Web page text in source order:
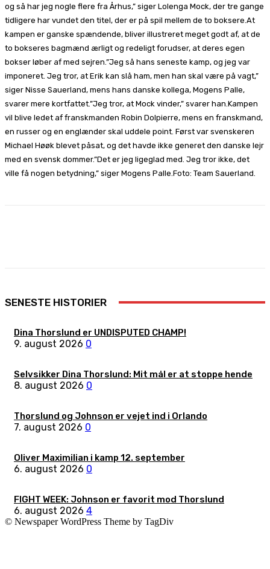
og så har jeg nogle flere fra Århus,” siger Lolenga Mock, der tre gange
tidligere har vundet den titel, der er på spil mellem de to boksere.At
kampen er ganske spændende, bliver illustreret meget godt af, at de
to bokseres bagmænd ærligt og redeligt forudser, at deres egen
bokser løber af med sejren.”Jeg så hans seneste kamp, og jeg var
imponeret. Jeg tror, at Erik kan slå ham, men han skal være på vagt,”
siger Nisse Sauerland, mens hans danske kollega, Mogens Palle,
svarer mere kortfattet.”Jeg tror, at Mock vinder,” svarer han.Kampen
vil blive ledet af franskmanden Robin Dolpierre, mens en franskmand,
en russer og en englænder skal uddele point. Først var svenskeren
Michael Høøk blevet påsat, og det havde ikke generet den danske lejr
med en svensk dommer.”Det er jeg ligeglad med. Jeg tror ikke, det
ville få nogen betydning,” siger Mogens Palle.Foto: Team Sauerland.
SENESTE HISTORIER
Dina Thorslund er UNDISPUTED CHAMP!
9. august 2026 0
Selvsikker Dina Thorslund: Mit mål er at stoppe hende
8. august 2026 0
Thorslund og Johnson er vejet ind i Orlando
7. august 2026 0
Oliver Maximilian i kamp 12. september
6. august 2026 0
FIGHT WEEK: Johnson er favorit mod Thorslund
6. august 2026 4
© Newspaper WordPress Theme by TagDiv